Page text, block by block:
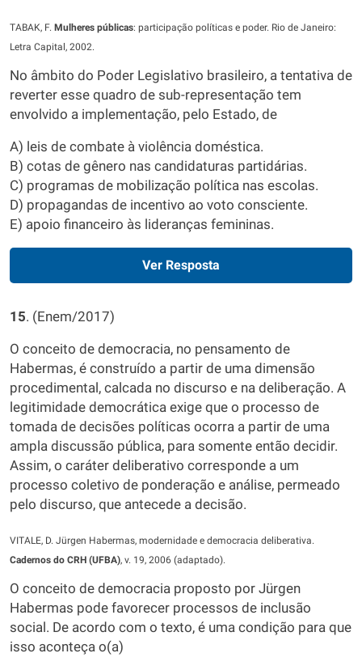
TABAK, F. Mulheres públicas: participação políticas e poder. Rio de Janeiro:
Letra Capital, 2002.
No âmbito do Poder Legislativo brasileiro, a tentativa de
reverter esse quadro de sub-representação tem
envolvido a implementação, pelo Estado, de
A) leis de combate à violência doméstica.
B) cotas de gênero nas candidaturas partidárias.
C) programas de mobilização política nas escolas.
D) propagandas de incentivo ao voto consciente.
E) apoio financeiro às lideranças femininas.
Ver Resposta
15. (Enem/2017)
O conceito de democracia, no pensamento de
Habermas, é construído a partir de uma dimensão
procedimental, calcada no discurso e na deliberação. A
legitimidade democrática exige que o processo de
tomada de decisões políticas ocorra a partir de uma
ampla discussão pública, para somente então decidir.
Assim, o caráter deliberativo corresponde a um
processo coletivo de ponderação e análise, permeado
pelo discurso, que antecede a decisão.
VITALE, D. Jürgen Habermas, modernidade e democracia deliberativa.
Cadernos do CRH (UFBA), v. 19, 2006 (adaptado).
O conceito de democracia proposto por Jürgen
Habermas pode favorecer processos de inclusão
social. De acordo com o texto, é uma condição para que
isso aconteça o(a)